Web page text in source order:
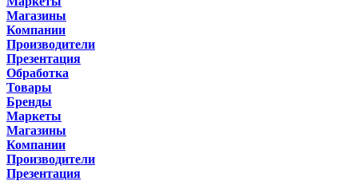
Магазины
Компании
Производители
Презентация
Обработка
Товары
Бренды
Маркеты
Магазины
Компании
Производители
Презентация